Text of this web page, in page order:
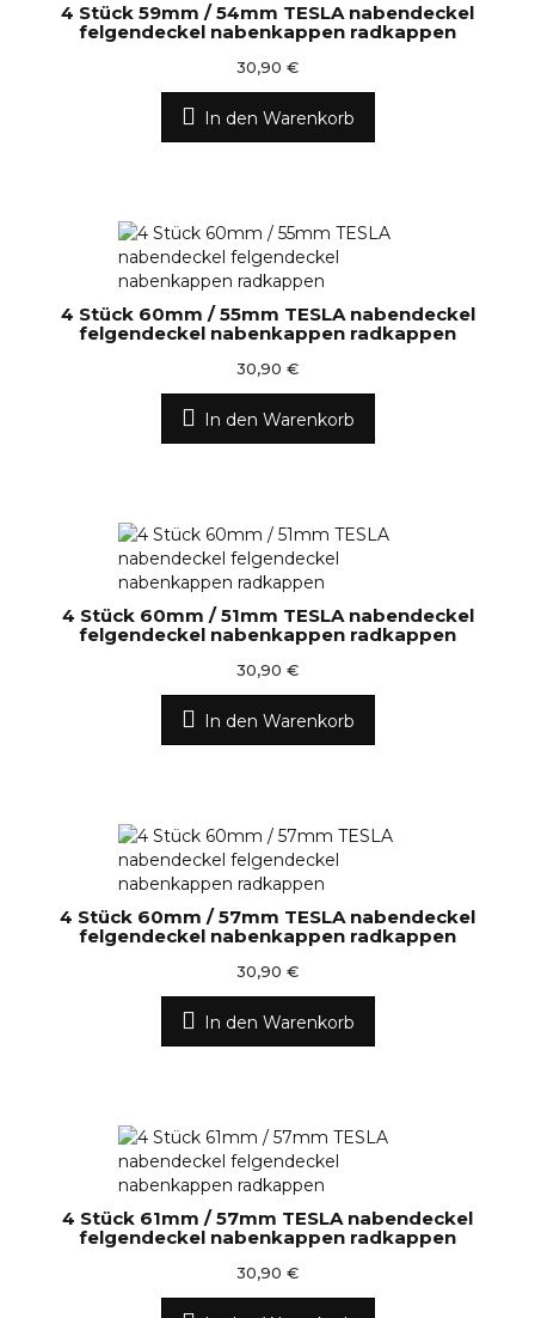
4 Stück 59mm / 54mm TESLA nabendeckel
felgendeckel nabenkappen radkappen
30,90 €
In den Warenkorb
4 Stück 60mm / 55mm TESLA nabendeckel
felgendeckel nabenkappen radkappen
30,90 €
In den Warenkorb
4 Stück 60mm / 51mm TESLA nabendeckel
felgendeckel nabenkappen radkappen
30,90 €
In den Warenkorb
4 Stück 60mm / 57mm TESLA nabendeckel
felgendeckel nabenkappen radkappen
30,90 €
In den Warenkorb
4 Stück 61mm / 57mm TESLA nabendeckel
felgendeckel nabenkappen radkappen
30,90 €